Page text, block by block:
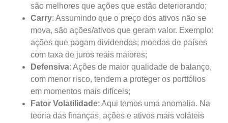
são melhores que ações que estão deteriorando;
Carry: Assumindo que o preço dos ativos não se
mova, são ações/ativos que geram valor. Exemplo:
ações que pagam dividendos; moedas de países
com taxa de juros reais maiores;
Defensiva: Ações de maior qualidade de balanço,
com menor risco, tendem a proteger os portfólios
em momentos mais difíceis;
Fator Volatilidade: Aqui temos uma anomalia. Na
teoria das finanças, ações e ativos mais voláteis